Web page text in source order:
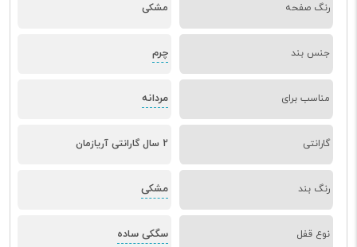
رنگ صفحه مشکی
جنس بند چرم
مناسب برای مردانه
گارانتی 2 سال گارانتی آریازمان
رنگ بند مشکی
نوع قفل سگکی ساده